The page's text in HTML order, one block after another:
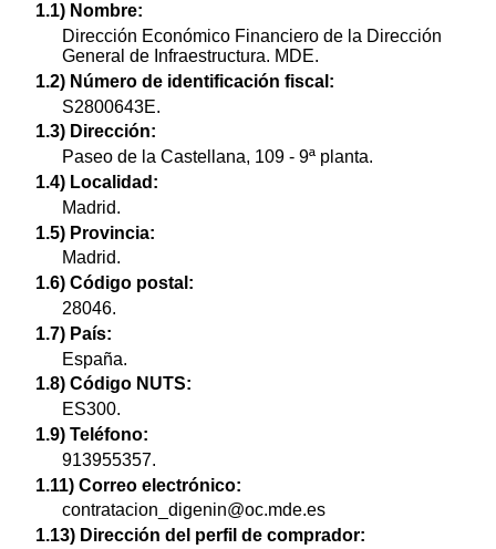
1.1) Nombre:
Dirección Económico Financiero de la Dirección
General de Infraestructura. MDE.
1.2) Número de identificación fiscal:
S2800643E.
1.3) Dirección:
Paseo de la Castellana, 109 - 9ª planta.
1.4) Localidad:
Madrid.
1.5) Provincia:
Madrid.
1.6) Código postal:
28046.
1.7) País:
España.
1.8) Código NUTS:
ES300.
1.9) Teléfono:
913955357.
1.11) Correo electrónico:
contratacion_digenin@oc.mde.es
1.13) Dirección del perfil de comprador: